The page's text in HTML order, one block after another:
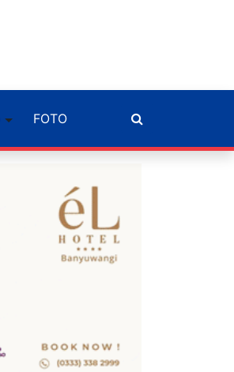
FOTO